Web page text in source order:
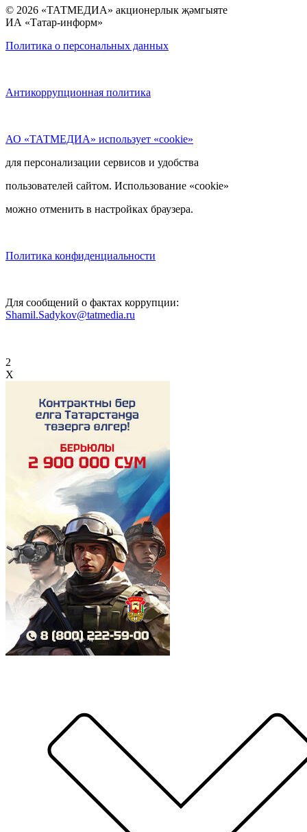
© 2026 «ТАТМЕДИА» акционерлык җәмгыяте
ИА «Татар-информ»
Политика о персональных данных
Антикоррупционная политика
АО «ТАТМЕДИА» использует «cookie»
для персонализации сервисов и удобства
пользователей сайтом. Использование «cookie»
можно отменить в настройках браузера.
Политика конфиденциальности
Для сообщений о фактах коррупции:
Shamil.Sadykov@tatmedia.ru
2
X